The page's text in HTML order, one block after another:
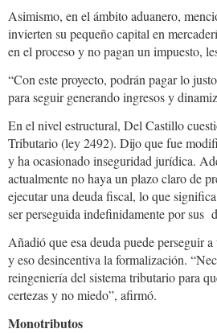
Asimismo, en el ámbito aduanero,
invierten su pequeño capital en
en el proceso y no pagan un impuesto,
“Con este proyecto, podrán pagar lo
para seguir generando ingresos y
En el nivel estructural, Del Castillo
Tributario (ley 2492). Dijo que fue
y ha ocasionado inseguridad jurídica.
actualmente no haya un plazo claro de
ejecutar una deuda fiscal, lo que
ser perseguida indefinidamente por sus
Añadió que esa deuda puede perseguir
y eso desincentiva la formalización.
reingeniería del sistema tributario para
certezas y no miedo”, afirmó.
Monotributos